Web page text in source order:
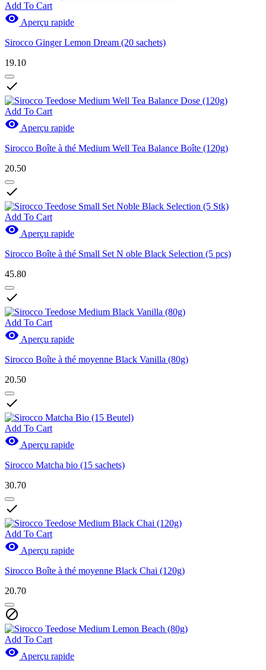
Add To Cart
 Aperçu rapide
Sirocco Ginger Lemon Dream (20 sachets)
19.10

Add To Cart
 Aperçu rapide
Sirocco Boîte à thé Medium Well Tea Balance Boîte (120g)
20.50

Add To Cart
 Aperçu rapide
Sirocco Boîte à thé Small Set N oble Black Selection (5 pcs)
45.80

Add To Cart
 Aperçu rapide
Sirocco Boîte à thé moyenne Black Vanilla (80g)
20.50

Add To Cart
 Aperçu rapide
Sirocco Matcha bio (15 sachets)
30.70

Add To Cart
 Aperçu rapide
Sirocco Boîte à thé moyenne Black Chai (120g)
20.70

Add To Cart
 Aperçu rapide